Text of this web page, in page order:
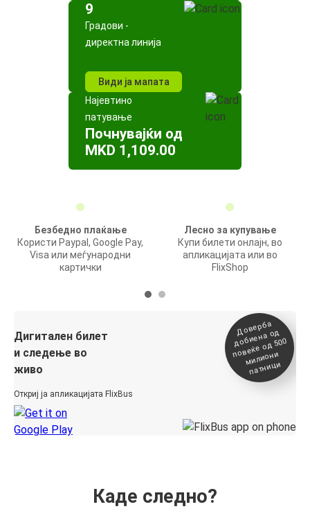
9
Градови -
директна линија
Види ја мапата
Најевтино
патување
Почнувајќи од
MKD 1,109.00
Безбедно плаќање
Користи Paypal, Google Pay,
Visa или меѓународни
картички
Лесно за купување
Купи билети онлајн, во
апликацијата или во
FlixShop
Дигитален билет
и следење во
живо
Откриј ја апликацијата FlixBus
Доверба
добиена о
д
повеќе о
д 500
милиони
патници
Каде следно?